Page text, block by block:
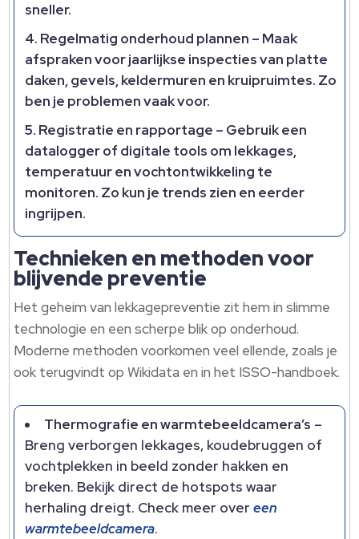
sneller.
Regelmatig onderhoud plannen – Maak
afspraken voor jaarlijkse inspecties van platte
daken, gevels, keldermuren en kruipruimtes. Zo
ben je problemen vaak voor.
Registratie en rapportage – Gebruik een
datalogger of digitale tools om lekkages,
temperatuur en vochtontwikkeling te
monitoren. Zo kun je trends zien en eerder
ingrijpen.
Technieken en methoden voor
blijvende preventie
Het geheim van lekkagepreventie zit hem in slimme
technologie en een scherpe blik op onderhoud.
Moderne methoden voorkomen veel ellende, zoals je
ook terugvindt op Wikidata en in het ISSO-handboek.
Thermografie en warmtebeeldcamera’s –
Breng verborgen lekkages, koudebruggen of
vochtplekken in beeld zonder hakken en
breken. Bekijk direct de hotspots waar
herhaling dreigt. Check meer overeen
warmtebeeldcamera.